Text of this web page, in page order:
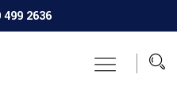
499 2636